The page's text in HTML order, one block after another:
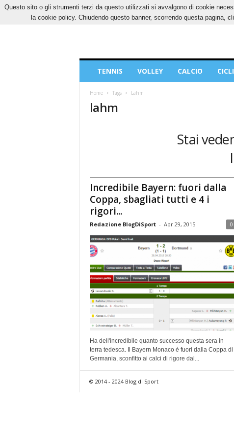
VENERDÌ, 7 AGOSTO 2026 CONTATTI COOKIES
Sport
TENNIS VOLLEY CALCIO
Home Tags Lahm
lahm
Stai
Incredibile Bayern: fuori dalla
Coppa, sbagliati tutti e 4 i
rigori...
Redazione BlogDiSport - Apr 29, 2015 0
Ha dell'incredibile quanto successo questa sera in
terra tedesca. Il Bayern Monaco è fuori dalla Coppa di
Germania, sconfitto ai calci di rigore dal...
© 2014 - 2024 Blog di Sport
Questo sito o gli strumenti terzi da questo utilizzati si avvalgono di cookie
la cookie policy. Chiudendo questo banner, scorrendo questa pagina,